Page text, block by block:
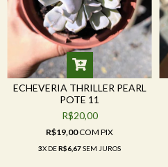
ECHEVERIA THRILLER PEARL
POTE 11
R$20,00
R$19,00COM PIX
3X DER$6,67SEM JUROS